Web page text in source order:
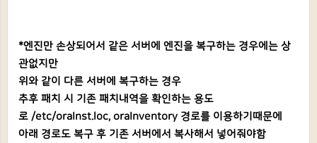
*엔진만 손상되어서 같은 서버에 엔진을 복구하는 경우에는 상
관없지만
위와 같이 다른 서버에 복구하는 경우
추후 패치 시 기존 패치내역을 확인하는 용도
로 /etc/oraInst.loc, oraInventory 경로를 이용하기때문에
아래 경로도 복구 후 기존 서버에서 복사해서 넣어줘야함